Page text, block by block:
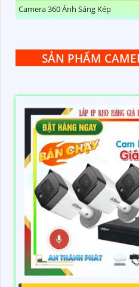
Camera 360 Ánh Sáng Kép
SẢN PHẨM